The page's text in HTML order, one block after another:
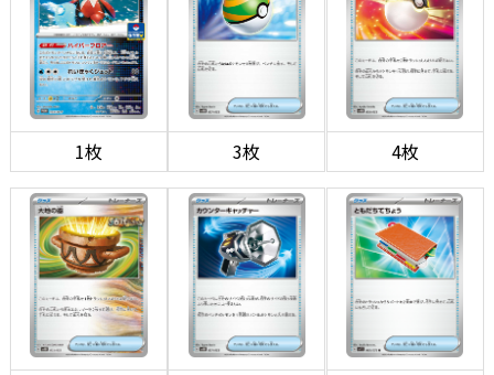
1枚 3枚 4枚